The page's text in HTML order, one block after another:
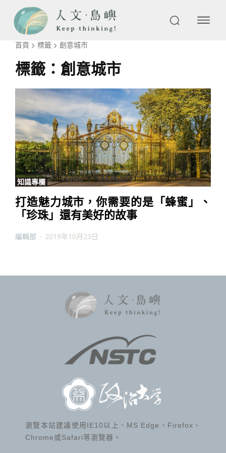
首頁 標籤 創意城市
標籤： 創意城市
知識專欄
打造魅力城市，你需要的是「蜂蜜」、
「珍珠」還有美好的故事
編輯部 - 2019年10月23日
瀏覽本站建議使用IE10以上、MS Edge、Firefox、
Chrome或Safari等瀏覽器。